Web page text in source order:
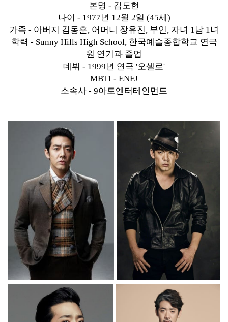
본명 - 김도현
나이 - 1977년 12월 2일 (45세)
가족 - 아버지 김동훈, 어머니 장유진, 부인, 자녀 1남 1녀
학력 - Sunny Hills High School, 한국예술종합학교 연극
원 연기과 졸업
데뷔 - 1999년 연극 '오셀로'
MBTI - ENFJ
소속사 - 9아토엔터테인먼트